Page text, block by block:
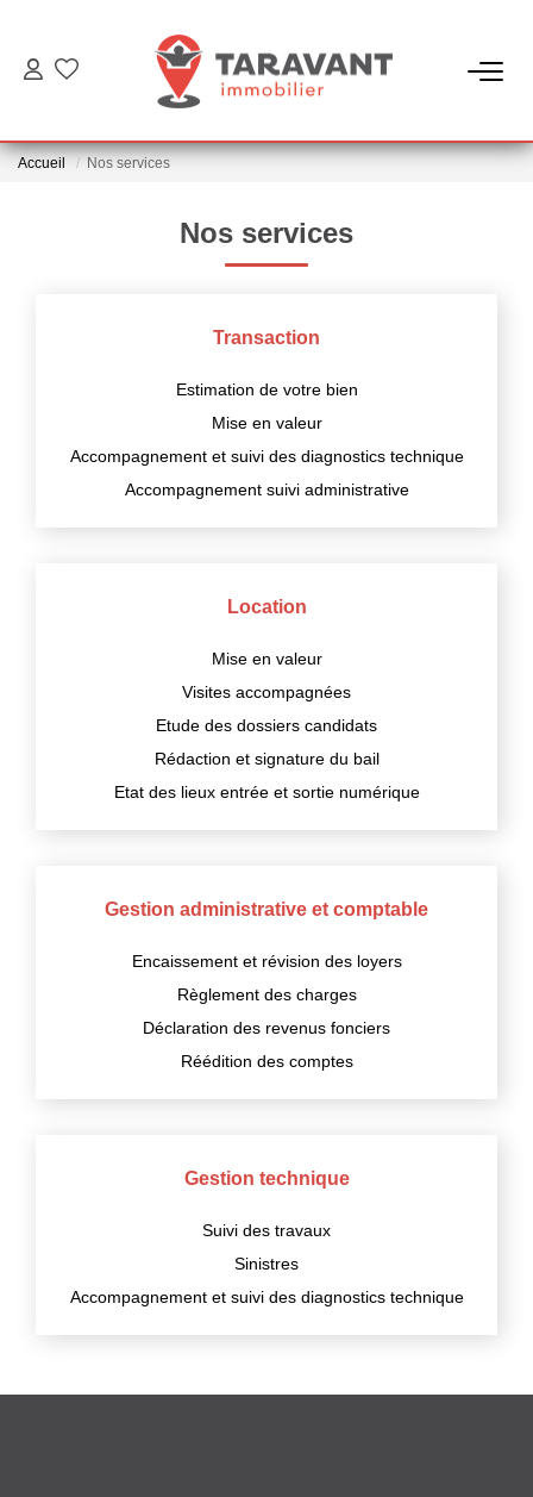
LOUER
VENDRE
Qui Sommes Nous
Notre Équipe
CONTACT
Accueil Nos services
Nos services
Transaction
Estimation de votre bien
Mise en valeur
Accompagnement et suivi des diagnostics technique
Accompagnement suivi administrative
Location
Mise en valeur
Visites accompagnées
Etude des dossiers candidats
Rédaction et signature du bail
Etat des lieux entrée et sortie numérique
Gestion administrative et comptable
Encaissement et révision des loyers
Règlement des charges
Déclaration des revenus fonciers
Réédition des comptes
Gestion technique
Suivi des travaux
Sinistres
Accompagnement et suivi des diagnostics technique